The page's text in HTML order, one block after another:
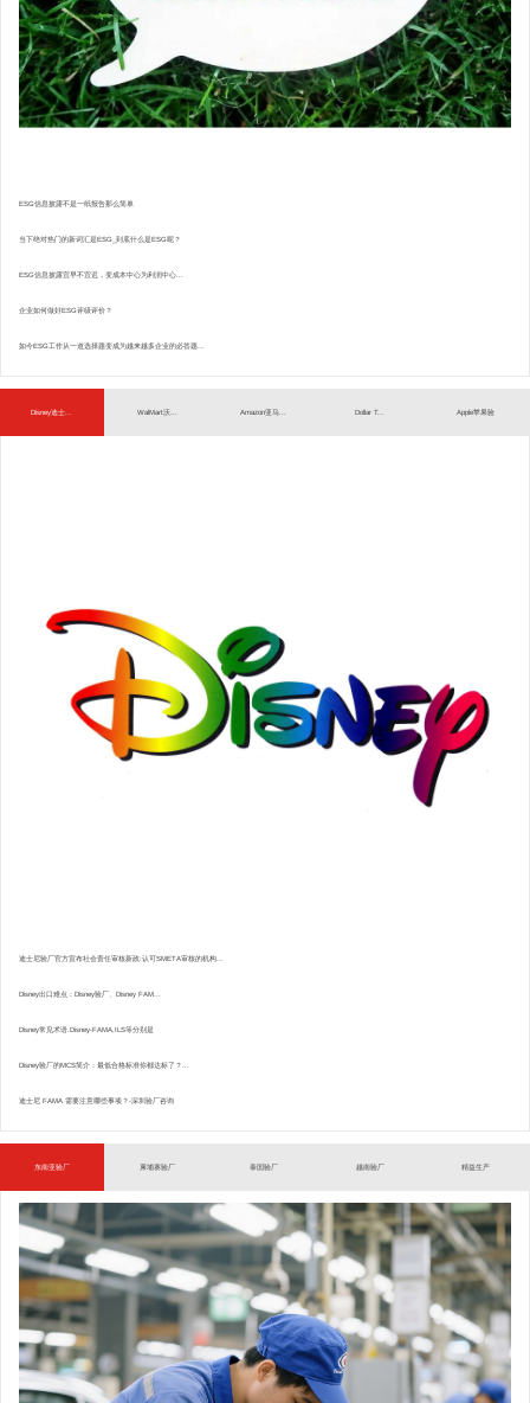
ESG信息披露不是一纸报告那么简单
当下绝对热门的新词汇是ESG_到底什么是ESG呢？
ESG信息披露宜早不宜迟，变成本中心为利润中心...
企业如何做好ESG评级评价？
如今ESG工作从一道选择题变成为越来越多企业的必答题...
Disney迪士... WalMart沃... Amazon亚马... Dollar T... Apple苹果验
迪士尼验厂官方宣布社会责任审核新政:认可SMETA审核的机构...
Disney出口难点：Disney验厂、Disney FAM...
Disney常见术语.Disney-FAMA,ILS等分别是
Disney验厂的MCS简介：最低合格标准你都达标了？...
迪士尼 FAMA 需要注意哪些事项？-深圳验厂咨询
东南亚验厂 柬埔寨验厂 泰国验厂 越南验厂 精益生产